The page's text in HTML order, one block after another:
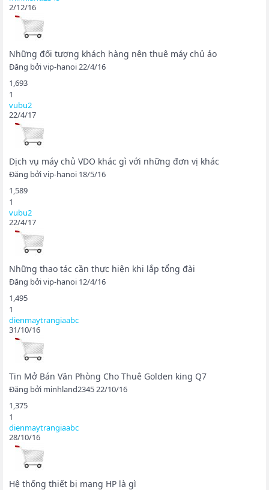
2/12/16
Những đối tượng khách hàng nên thuê máy chủ ảo
Đăng bởivip-hanoi22/4/16
1,693
1
vubu2
22/4/17
Dịch vụ máy chủ VDO khác gì với những đơn vị khác
Đăng bởivip-hanoi 18/5/16
1,589
1
vubu2
22/4/17
Những thao tác cần thực hiện khi lắp tổng đài
Đăng bởivip-hanoi 12/4/16
1,495
1
dienmaytrangiaabc
31/10/16
Tin Mở Bán Văn Phòng Cho Thuê Golden king Q7
Đăng bởi minhland234522/10/16
1,375
1
dienmaytrangiaabc
28/10/16
Hệ thống thiết bị mạng HP là gì